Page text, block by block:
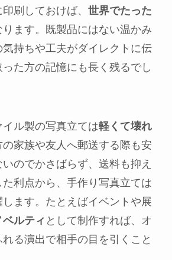
刷しておけば、 世界でたった
ります。既製品にはない温かみ
持ちや工夫がダイレクトに伝
た方の記憶にも長く残るでし
イル製の写真立ては軽くて壊れ
家族や友人へ郵送する際も安
のでかさばらず、送料も抑え
利点から、手作り写真立ては
ます。たとえばイベントや展
ベルティ として制作すれば、オ
る演出で相手の目を引くこと